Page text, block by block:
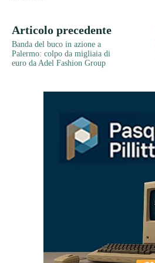
Articolo precedente
Banda del buco in azione a
Palermo: colpo da migliaia di
euro da Adel Fashion Group